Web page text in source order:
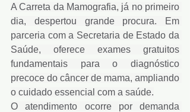
A Carreta da Mamografia, já no primeiro
dia, despertou grande procura. Em
parceria com a Secretaria de Estado da
Saúde, oferece exames gratuitos
fundamentais para o diagnóstico
precoce do câncer de mama, ampliando
o cuidado essencial com a saúde.
O atendimento ocorre por demanda